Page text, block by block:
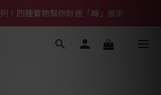
列！四種寶物幫你財運「轉」進來
列！四種寶物幫你財運「轉」進來
悟道齊天大聖｜到貨拉！